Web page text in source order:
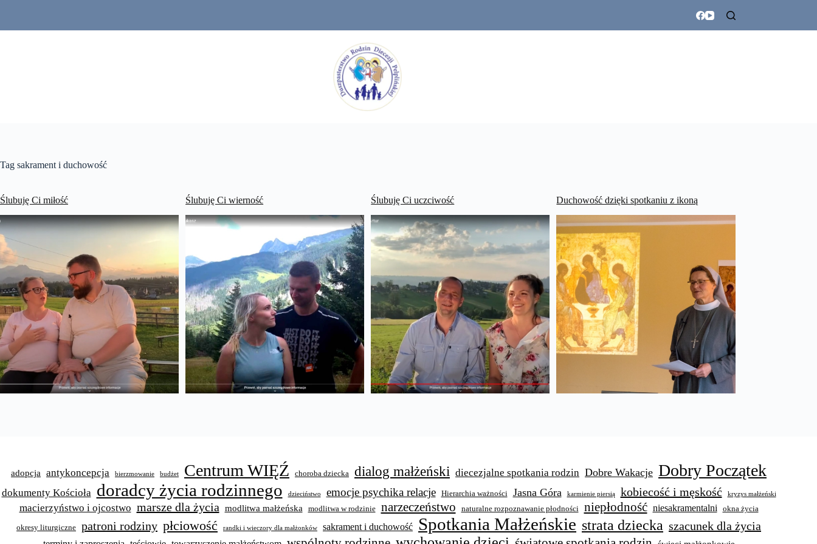
Tag sakrament i duchowość
Ślubuję Ci miłość Ślubuję Ci wierność Ślubuję Ci uczciwość Duchowość dzięki spotkaniu z ikoną
adopcja antykoncepcja bierzmowanie budżet Centrum WIĘŹ choroba dziecka dialog małżeński diecezjalne spotkania rodzin Dobre Wakacje Dobry Początek
dokumenty Kościoła doradcy życia rodzinnego dzieciństwo emocje psychika relacje Hierarchia ważności Jasna Góra karmienie piersią kobiecość i męskość kryzys małżeński
macierzyństwo i ojcostwo marsze dla życia modlitwa małżeńska modlitwa w rodzinie narzeczeństwo naturalne rozpoznawanie płodności niepłodność niesakramentalni okna życia
okresy liturgiczne patroni rodziny płciowość randki i wieczory dla małżonków sakrament i duchowość Spotkania Małżeńskie strata dziecka szacunek dla życia